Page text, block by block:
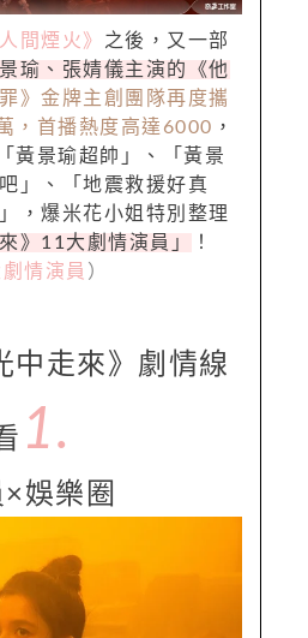
間煙火》 之後，又一部
瑜、張婧儀主演的《他
罪》金牌主創團隊再度攜
，首播熱度高達6000 ，
黃景瑜超帥」、「黃景
」、「地震救援好真
，爆米花小姐特別整理
》11大劇情演員」
！
情演員 ）
中走來》劇情線
1.
娛樂圈